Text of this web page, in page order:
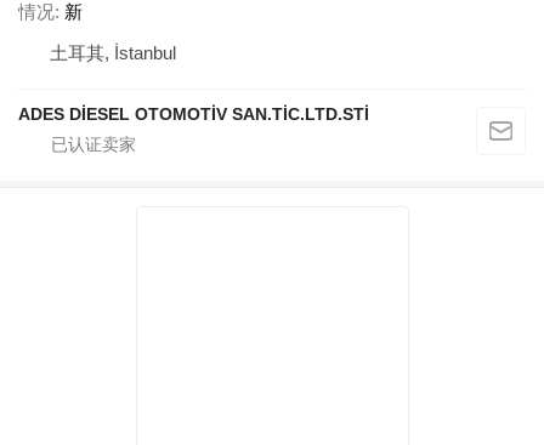
情况 新
土耳其, İstanbul
ADES DİESEL OTOMOTİV SAN.TİC.LTD.STİ